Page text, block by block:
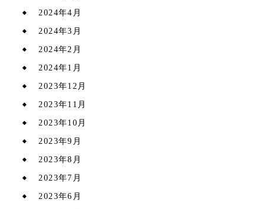
2024年4月
2024年3月
2024年2月
2024年1月
2023年12月
2023年11月
2023年10月
2023年9月
2023年8月
2023年7月
2023年6月